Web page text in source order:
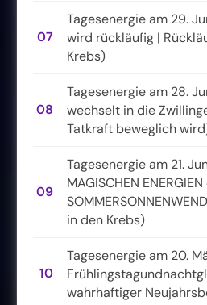
07
Tagesenergie am 29.
wird rückläufig |
Krebs)
08
Tagesenergie am 28.
wechselt in die
Tatkraft beweglich
09
Tagesenergie am 21.
MAGISCHEN
in den Krebs)
10
Tagesenergie am 20.
wahrhaftiger